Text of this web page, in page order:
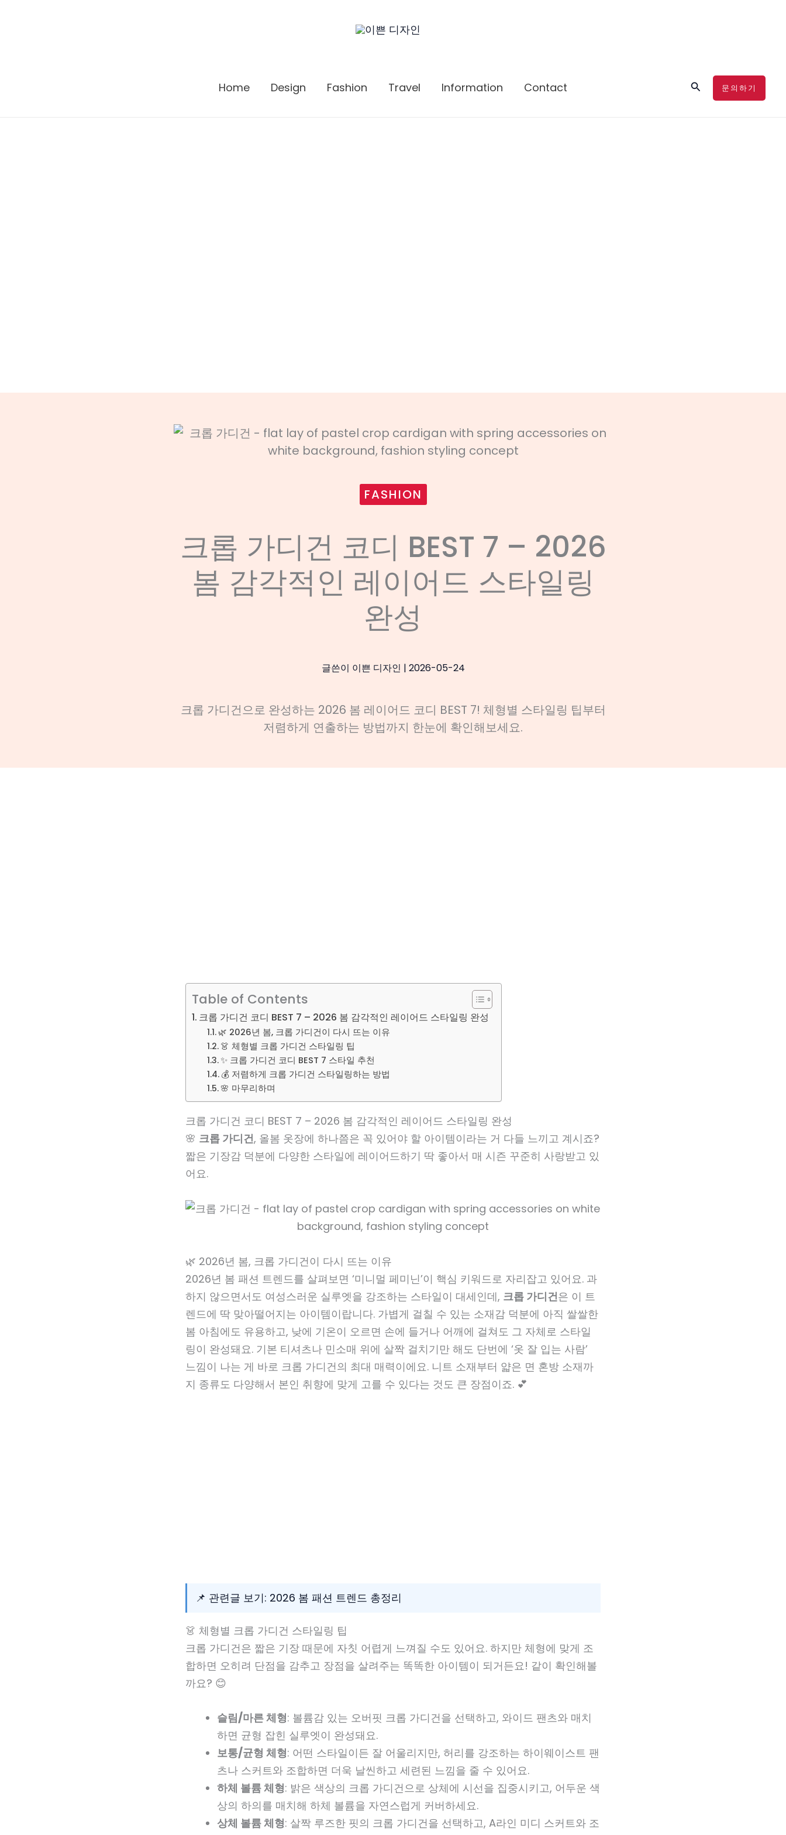
Home Design Fashion Travel Information Contact
검
문의하기
FASHION
크롭 가디건 코디 BEST 7 – 2026
봄 감각적인 레이어드 스타일링
완성
글쓴이 이쁜 디자인 | 2026-05-24
크롭 가디건으로 완성하는 2026 봄 레이어드 코디 BEST 7! 체형별 스타일링 팁부터
저렴하게 연출하는 방법까지 한눈에 확인해보세요.
Table of Contents
크롭 가디건 코디 BEST 7 – 2026 봄 감각적인 레이어드 스타일링 완성
🌿 2026년 봄, 크롭 가디건이 다시 뜨는 이유
👗 체형별 크롭 가디건 스타일링 팁
✨ 크롭 가디건 코디 BEST 7 스타일 추천
💰 저렴하게 크롭 가디건 스타일링하는 방법
🌸 마무리하며
크롭 가디건 코디 BEST 7 – 2026 봄 감각적인 레이어드 스타일링 완성
🌸 크롭 가디건, 올봄 옷장에 하나쯤은 꼭 있어야 할 아이템이라는 거 다들 느끼고 계시죠?
짧은 기장감 덕분에 다양한 스타일에 레이어드하기 딱 좋아서 매 시즌 꾸준히 사랑받고 있
어요.
🌿 2026년 봄, 크롭 가디건이 다시 뜨는 이유
2026년 봄 패션 트렌드를 살펴보면 ‘미니멀 페미닌’이 핵심 키워드로 자리잡고 있어요. 과
하지 않으면서도 여성스러운 실루엣을 강조하는 스타일이 대세인데, 크롭 가디건은 이 트
렌드에 딱 맞아떨어지는 아이템이랍니다. 가볍게 걸칠 수 있는 소재감 덕분에 아직 쌀쌀한
봄 아침에도 유용하고, 낮에 기온이 오르면 손에 들거나 어깨에 걸쳐도 그 자체로 스타일
링이 완성돼요. 기본 티셔츠나 민소매 위에 살짝 걸치기만 해도 단번에 ‘옷 잘 입는 사람’
느낌이 나는 게 바로 크롭 가디건의 최대 매력이에요. 니트 소재부터 얇은 면 혼방 소재까
지 종류도 다양해서 본인 취향에 맞게 고를 수 있다는 것도 큰 장점이죠. 💕
📌 관련글 보기: 2026 봄 패션 트렌드 총정리
👗 체형별 크롭 가디건 스타일링 팁
크롭 가디건은 짧은 기장 때문에 자칫 어렵게 느껴질 수도 있어요. 하지만 체형에 맞게 조
합하면 오히려 단점을 감추고 장점을 살려주는 똑똑한 아이템이 되거든요! 같이 확인해볼
까요? 😊
슬림/마른 체형: 볼륨감 있는 오버핏 크롭 가디건을 선택하고, 와이드 팬츠와 매치
하면 균형 잡힌 실루엣이 완성돼요.
보통/균형 체형: 어떤 스타일이든 잘 어울리지만, 허리를 강조하는 하이웨이스트 팬
츠나 스커트와 조합하면 더욱 날씬하고 세련된 느낌을 줄 수 있어요.
하체 볼륨 체형: 밝은 색상의 크롭 가디건으로 상체에 시선을 집중시키고, 어두운 색
상의 하의를 매치해 하체 볼륨을 자연스럽게 커버하세요.
상체 볼륨 체형: 살짝 루즈한 핏의 크롭 가디건을 선택하고, A라인 미디 스커트와 조